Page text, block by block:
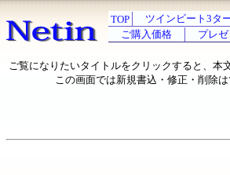
TOP ツインビート3タ
ご購入価格
プレゼ
ご覧になりたいタイトルをクリックすると、本
この画面では新規書込・修正・削除は